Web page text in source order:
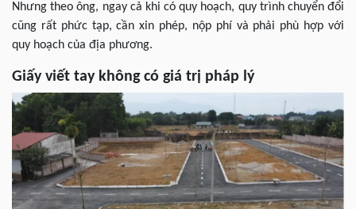
Nhưng theo ông, ngay cả khi có quy hoạch, quy trình chuyển đổi
cũng rất phức tạp, cần xin phép, nộp phí và phải phù hợp với
quy hoạch của địa phương.
Giấy viết tay không có giá trị pháp lý